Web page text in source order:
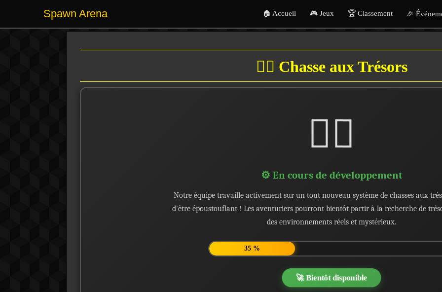
Spawn Arena 🏠 Accueil 🎮 Jeux 🏆 Classement 🎉
🏴‍☠️ Chasse aux Trésors
🏴‍☠️
⚙️ En cours de développement
Notre équipe travaille activement sur un tout nouveau système de chasses aux
d'être époustouflant ! Les aventuriers pourront bientôt partir à la recherche de
des environnements réels et mystérieux.
35 %
🚀 Bientôt disponible